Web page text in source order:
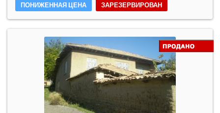
ПОНИЖЕННАЯ ЦЕНА ЗАРЕЗЕРВИРОВАН